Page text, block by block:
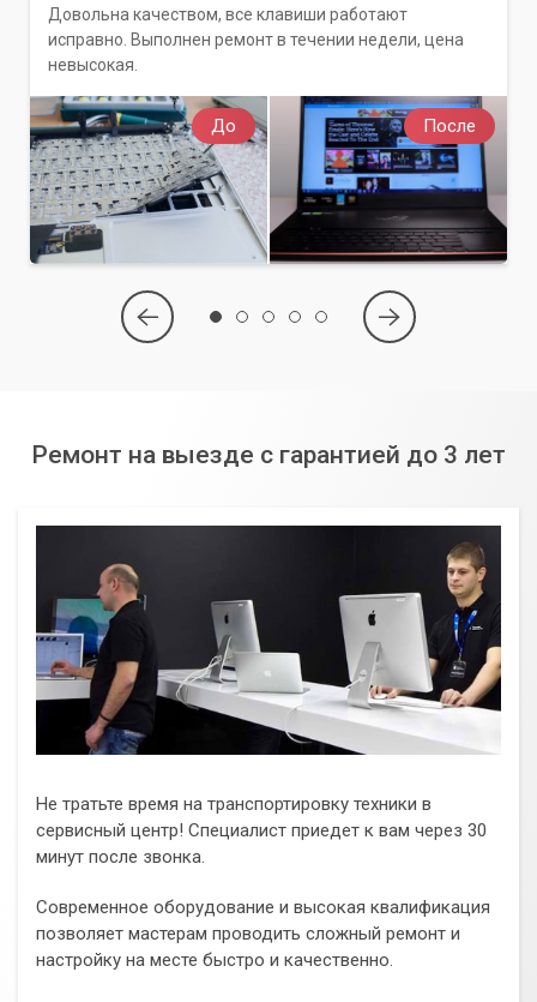
До После
Довольна качеством, все клавиши работают
исправно. Выполнен ремонт в течении недели, цена
невысокая.
Ремонт на выезде с гарантией до 3 лет
Не тратьте время на транспортировку техники в
сервисный центр! Специалист приедет к вам через 30
минут после звонка.
Современное оборудование и высокая квалификация
позволяет мастерам проводить сложный ремонт и
настройку на месте быстро и качественно.